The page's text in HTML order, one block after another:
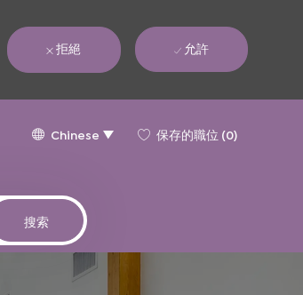
拒絕 允許
Language
Chinese
Chinese 保存的職位 (0)
搜索